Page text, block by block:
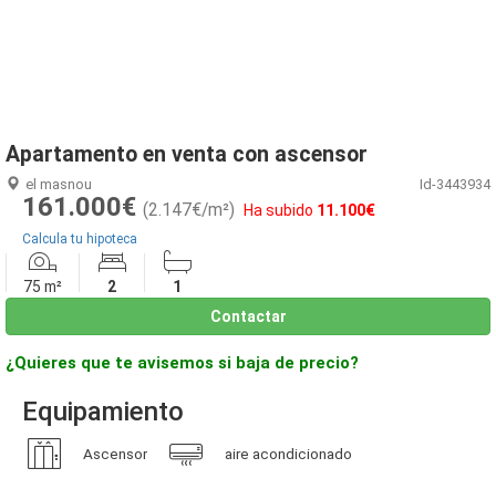
Apartamento en venta con ascensor
el masnou Id-3443934
161.000€ (2.147€/m²) Ha subido 11.100€
Calcula tu hipoteca
75 m² 2
1
Contactar
¿Quieres que te avisemos si baja de precio?
Equipamiento
Ascensor aire acondicionado